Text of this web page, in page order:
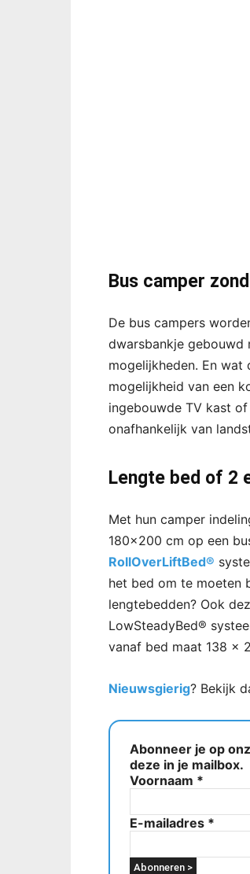
Bus camper
De bus campers
dwarsbankje gebouwd
mogelijkheden. En
mogelijkheid van een
ingebouwde TV kast
onafhankelijk van
Lengte bed of 2
Met hun camper
180×200 cm op een
RollOverLiftBed®
het bed om te moeten
lengtebedden? Ook
LowSteadyBed®
vanaf bed maat 138 x
Nieuwsgierig? Bekijk
Abonneer je op
deze in je mailbox.
Voornaam *
E-mailadres *